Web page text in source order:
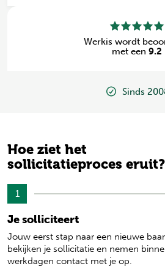
Werkis wordt
met een 9.2
Sinds
Hoe ziet het
sollicitatieproces eruit?
1
Je solliciteert
Jouw eerst stap naar een nieuwe
bekijken je sollicitatie en nemen
werkdagen contact met je op.